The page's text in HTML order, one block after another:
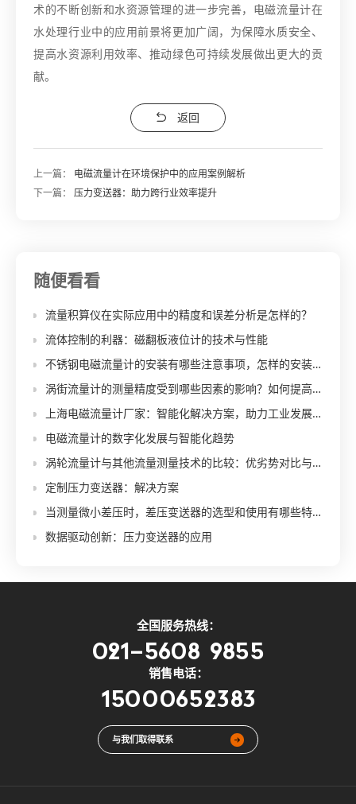
术的不断创新和水资源管理的进一步完善，电磁流量计在
水处理行业中的应用前景将更加广阔，为保障水质安全、
提高水资源利用效率、推动绿色可持续发展做出更大的贡
献。
返回
上一篇： 电磁流量计在环境保护中的应用案例解析
下一篇：压力变送器：助力跨行业效率提升
随便看看
流量积算仪在实际应用中的精度和误差分析是怎样的？
流体控制的利器：磁翻板液位计的技术与性能
不锈钢电磁流量计的安装有哪些注意事项，怎样的安装方式能够最大程度保证其测量准确性？
涡街流量计的测量精度受到哪些因素的影响？如何提高测量准确性？
上海电磁流量计厂家：智能化解决方案，助力工业发展！
电磁流量计的数字化发展与智能化趋势
涡轮流量计与其他流量测量技术的比较：优劣势对比与适用场景说明
定制压力变送器：解决方案
当测量微小差压时，差压变送器的选型和使用有哪些特殊要求？
数据驱动创新：压力变送器的应用
全国服务热线：
021-5608 9855
销售电话：
15000652383
与我们取得联系